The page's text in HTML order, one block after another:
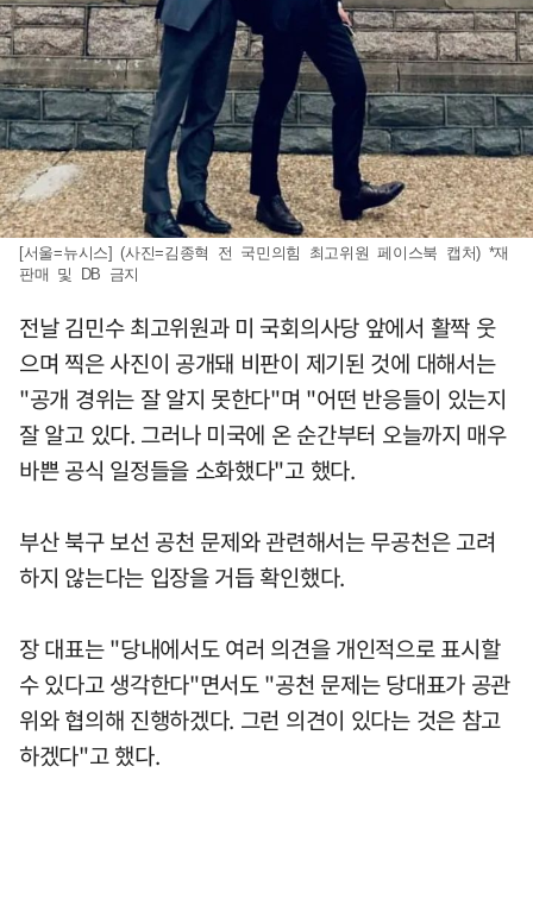
[서울=뉴시스] (사진=김종혁 전 국민의힘 최고위원 페이스북 캡처) *재
판매 및 DB 금지
전날 김민수 최고위원과 미 국회의사당 앞에서 활짝 웃
으며 찍은 사진이 공개돼 비판이 제기된 것에 대해서는
"공개 경위는 잘 알지 못한다"며 "어떤 반응들이 있는지
잘 알고 있다. 그러나 미국에 온 순간부터 오늘까지 매우
바쁜 공식 일정들을 소화했다"고 했다.
부산 북구 보선 공천 문제와 관련해서는 무공천은 고려
하지 않는다는 입장을 거듭 확인했다.
장 대표는 "당내에서도 여러 의견을 개인적으로 표시할
수 있다고 생각한다"면서도 "공천 문제는 당대표가 공관
위와 협의해 진행하겠다. 그런 의견이 있다는 것은 참고
하겠다"고 했다.